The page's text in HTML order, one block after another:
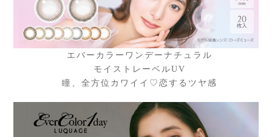
エバーカラーワンデーナチュラル
モイストレーベルUV
瞳、全方位カワイイ♡恋するツヤ感